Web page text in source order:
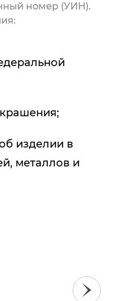
номер (УИН).
изделии в
металлов и